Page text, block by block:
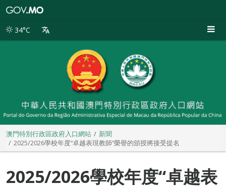
別
34°C
澳門特別行政區政府入口網站
新聞
2025/2026學校年度“卓越表現教師”榮譽的頒授將接受提名
2025/2026學校年度“卓越表